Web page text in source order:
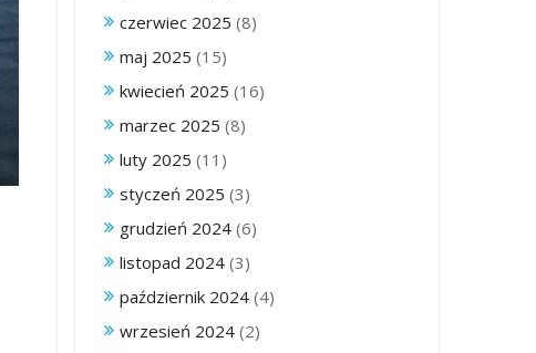
czerwiec 2025 (8)
maj 2025 (15)
kwiecień 2025 (16)
marzec 2025 (8)
luty 2025 (11)
styczeń 2025 (3)
grudzień 2024 (6)
listopad 2024 (3)
październik 2024 (4)
wrzesień 2024 (2)